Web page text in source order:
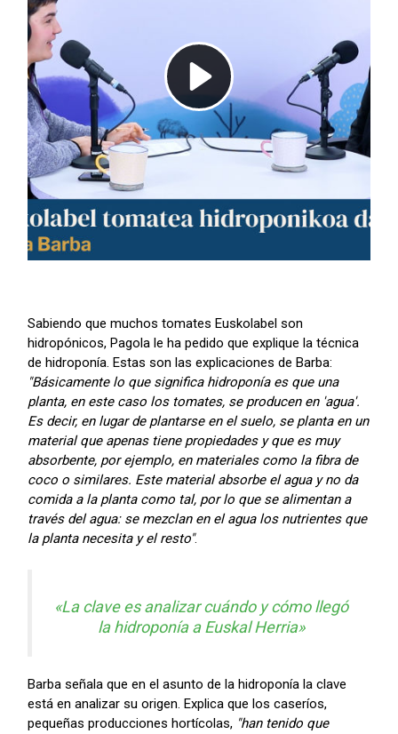
Sabiendo que muchos tomates Euskolabel son
hidropónicos, Pagola le ha pedido que explique la técnica
de hidroponía. Estas son las explicaciones de Barba:
"Básicamente lo que significa hidroponía es que una
planta, en este caso los tomates, se producen en 'agua'.
Es decir, en lugar de plantarse en el suelo, se planta en un
material que apenas tiene propiedades y que es muy
absorbente, por ejemplo, en materiales como la fibra de
coco o similares. Este material absorbe el agua y no da
comida a la planta como tal, por lo que se alimentan a
través del agua: se mezclan en el agua los nutrientes que
la planta necesita y el resto".
«La clave es analizar cuándo y cómo llegó
la hidroponía a Euskal Herria»
Barba señala que en el asunto de la hidroponía la clave
está en analizar su origen. Explica que los caseríos,
pequeñas producciones hortícolas, "han tenido que